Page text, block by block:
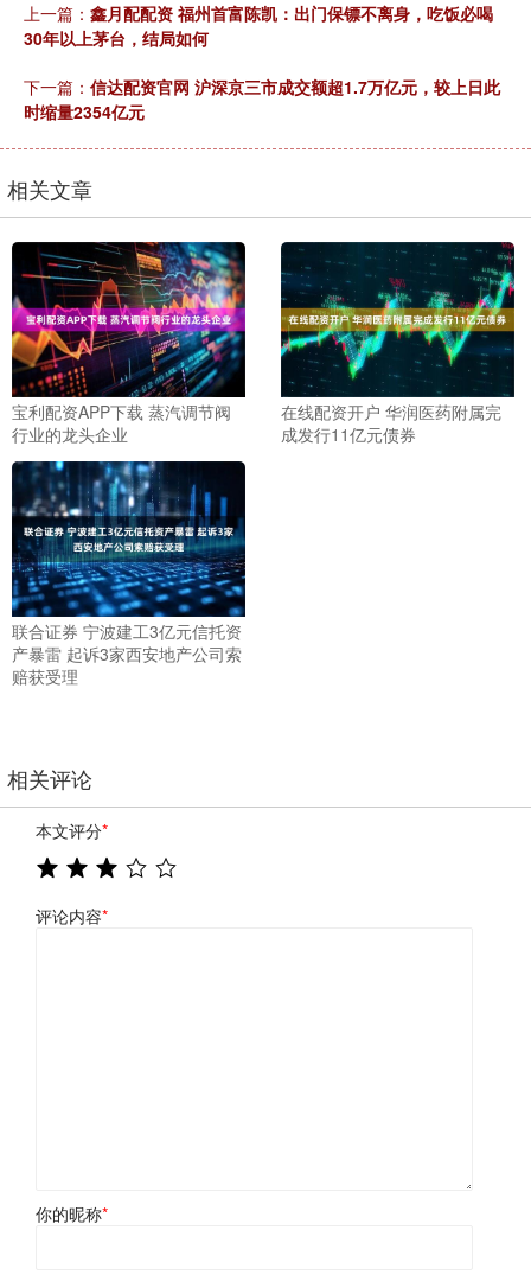
上一篇： 鑫月配配资 福州首富陈凯：出门保镖不离身，吃饭必喝
30年以上茅台，结局如何
下一篇： 信达配资官网 沪深京三市成交额超1.7万亿元，较上日此
时缩量2354亿元
相关文章
宝利配资APP下载 蒸汽调节阀
行业的龙头企业
在线配资开户 华润医药附属完
成发行11亿元债券
联合证券 宁波建工3亿元信托资
产暴雷 起诉3家西安地产公司索
赔获受理
相关评论
本文评分*
评论内容*
你的昵称*